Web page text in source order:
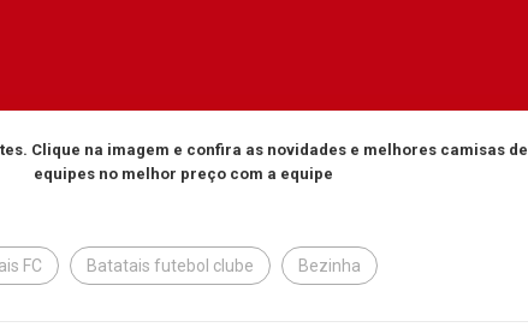
Clique na imagem e confira as novidades e melhores camisas de
equipes no melhor preço com a equipe
FC Batatais futebol clube Bezinha